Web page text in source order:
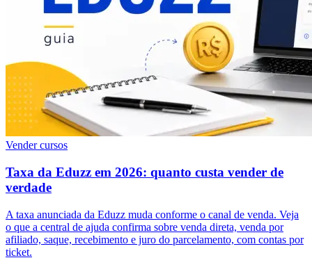
Vender cursos
Taxa da Eduzz em 2026: quanto custa vender de
verdade
A taxa anunciada da Eduzz muda conforme o canal de venda. Veja
o que a central de ajuda confirma sobre venda direta, venda por
afiliado, saque, recebimento e juro do parcelamento, com contas por
ticket.